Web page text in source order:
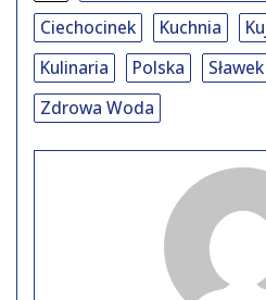
Ciechocinek
Kuchnia
Kulinaria
Polska
Zdrowa Woda